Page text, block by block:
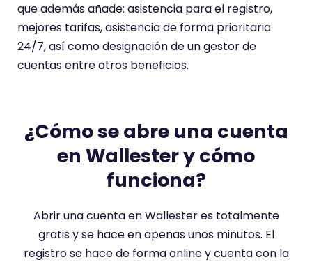
que además añade: asistencia para el registro,
mejores tarifas, asistencia de forma prioritaria
24/7, así como designación de un gestor de
cuentas entre otros beneficios.
¿Cómo se abre una cuenta
en Wallester y cómo
funciona?
Abrir una cuenta en Wallester es totalmente
gratis y se hace en apenas unos minutos. El
registro se hace de forma online y cuenta con la